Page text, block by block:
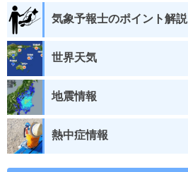
気象予報士のポイント解説
世界天気
地震情報
熱中症情報